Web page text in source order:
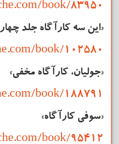
book/83950
«این سه کارآگاهجلد
book/102580
«جولیان، کارآگاه مخفی»
book/188791
«سوفی کارآگاه»
book/95412